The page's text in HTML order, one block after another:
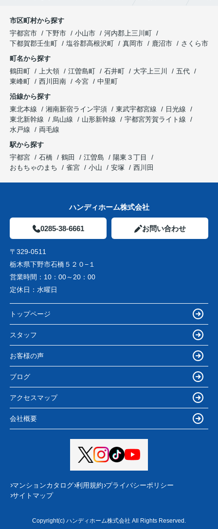
市区町村から探す
宇都宮市
下野市 小山市
河内郡上三川町
下都賀郡壬生町
塩谷郡高根沢町 真岡市 鹿沼市
さくら市
町名から探す
鶴田町
上大領 江曽島町 石井町 大字上三川
五代
東峰町
西川田南 今宮
中里町
沿線から探す
東北本線
湘南新宿ライン宇須 東武宇都宮線
日光線
東北新幹線
烏山線 山形新幹線
宇都宮芳賀ライト線
水戸線
両毛線
駅から探す
宇都宮
石橋 鶴田 江曽島
陽東３丁目
おもちゃのまち
雀宮 小山 安塚 西川田
ハンディホーム株式会社
0285-38-6661 お問い合わせ
〒329-0511
栃木県下野市石橋５２０−１
営業時間： 10：00～20：00
定休日： 水曜日
トップページ
スタッフ
お客様の声
ブログ
アクセスマップ
会社概要
マンションカタログ 利用規約 プライバシーポリシー
サイトマップ
Copyright(c) ハンディホーム株式会社 All Rights Reserved.